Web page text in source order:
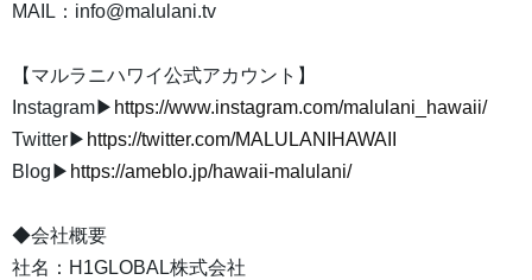
MAIL：info@malulani.tv
【マルラニハワイ公式アカウント】
Instagram▶ https://www.instagram.com/malulani_hawaii/
Twitter▶ https://twitter.com/MALULANIHAWAII
Blog▶ https://ameblo.jp/hawaii-malulani/
◆会社概要
社名：H1GLOBAL株式会社